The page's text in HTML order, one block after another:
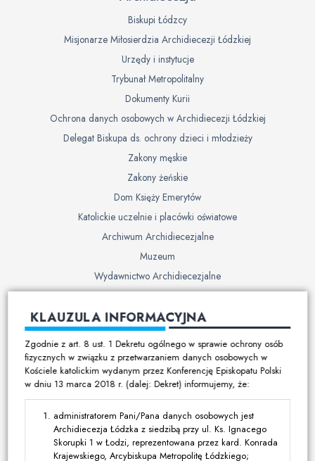
Biskupi Łódzcy
Misjonarze Miłosierdzia Archidiecezji Łódzkiej
Urzędy i instytucje
Trybunał Metropolitalny
Dokumenty Kurii
Ochrona danych osobowych w Archidiecezji Łódzkiej
Delegat Biskupa ds. ochrony dzieci i młodzieży
Zakony męskie
Zakony żeńskie
Dom Księży Emerytów
Katolickie uczelnie i placówki oświatowe
Archiwum Archidiecezjalne
Muzeum
Wydawnictwo Archidiecezjalne
Cmentarze
Duszpasterstwo
Program duszpasterski
Kalendarz pracy duszpasterskiej
Duszpasterstwo specjalistyczne
Ruchy i stowarzyszenia
Multimedia
KLAUZULA INFORMACYJNA
Zgodnie z art. 8 ust. 1 Dekretu ogólnego w sprawie ochrony osób
fizycznych w związku z przetwarzaniem danych osobowych w
Kościele katolickim wydanym przez Konferencję Episkopatu Polski
w dniu 13 marca 2018 r. (dalej: Dekret) informujemy, że:
administratorem Pani/Pana danych osobowych jest
Archidiecezja Łódzka z siedzibą przy ul. Ks. Ignacego
Skorupki 1 w Łodzi, reprezentowana przez kard. Konrada
Krajewskiego, Arcybiskupa Metropolitę Łódzkiego;